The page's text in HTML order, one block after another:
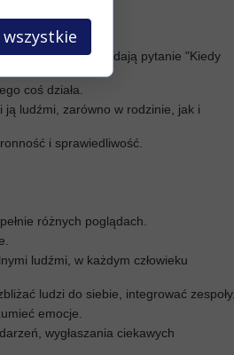
które ciągle zadają pytanie "Kiedy
coś działa.
ludźmi, zarówno w rodzinie, jak i
i sprawiedliwość.
różnych poglądach.
ludźmi, w każdym człowieku
ludzi do siebie, integrować zespoły.
emocje.
wygłaszania ciekawych